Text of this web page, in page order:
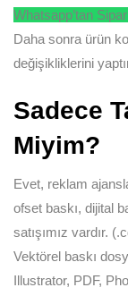
Whatsapp’tan
Daha sonra ürün
değişikliklerini
Sadece
Miyim?
Evet, reklam
ofset baskı, dijital
satışımız vardır.
Vektörel baskı
Illustrator, PDF,